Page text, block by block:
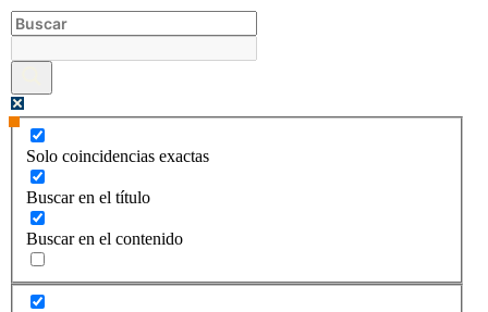
Ir
al
contenido
Solo coincidencias exactas
Buscar en el título
Buscar en el contenido